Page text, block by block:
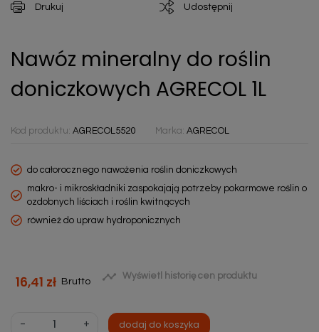
Drukuj Udostępnij
Nawóz mineralny do roślin
doniczkowych AGRECOL 1L
Kod produktu: AGRECOL5520 Marka: AGRECOL
do całorocznego nawożenia roślin doniczkowych
makro- i mikroskładniki zaspokajają potrzeby pokarmowe roślin o
ozdobnych liściach i roślin kwitnących
również do upraw hydroponicznych
16,41 zł Brutto  Wyświetl historię cen produktu
- + dodaj do koszyka